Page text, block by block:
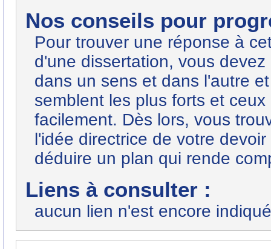
Nos conseils pour
Pour trouver une réponse à
d'une dissertation, vous
dans un sens et dans l'autre
semblent les plus forts et
facilement. Dès lors, vous
l'idée directrice de votre
déduire un plan qui rende
Liens à consulter :
aucun lien n'est encore